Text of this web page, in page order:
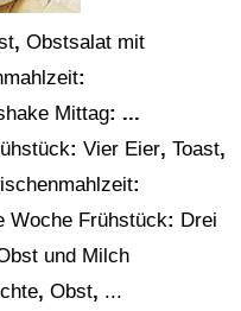
, Obstsalat mit
:
Mittag: ...
: Vier Eier, Toast,
:
Woche Frühstück: Drei
und Milch
, Obst, ...